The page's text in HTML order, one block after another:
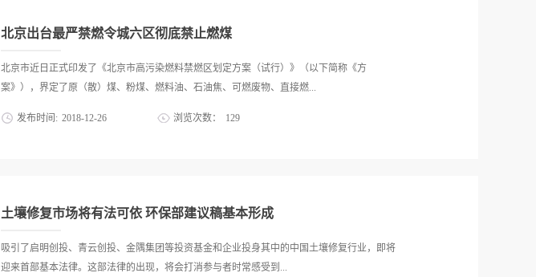
点湖泊（水库）中，2012年Ⅰ-Ⅲ类、Ⅳ-Ⅴ类和劣Ⅴ类水质比例分别为61.3%、27.4%和11.3%。
主要污染指标为总磷、化学需氧量和高锰酸盐指数。 同时，除密云水库和班公错外，其他60
个湖泊（水库）中，4个为中度富营养状态，占6.7%；11个为轻度富营养状态，占18.3%；37个
为中营养状态，占61.7%；8个为贫营养状态，占13.3%。 地下水方面，依据《地下水质量标
11.8%；呈良好级的监测点1348个，占27.3%；呈较好级的监测点176个，占3.6%；水质呈较差...
北京出台最严禁燃令城六区彻底禁止燃煤
北京市近日正式印发了《北京市高污染燃料禁燃区划定方案（试行）》（以下简称《方
案》），界定了原（散）煤、粉煤、燃料油、石油焦、可燃废物、直接燃...
个新城建成区及全市市级及以上开发区。 划定区域需在规定时限内完成建成禁燃区，全面
禁止使用高污染燃料：北京经济技术开发区全境2014年年底前建成禁燃区；东城区、西城区全
境2015年年底前建成禁燃区；石景山区全境2017年年底前建成禁燃区；朝阳区、海淀区、丰台
区全境2020年年底前建成禁燃区，2015年年底前实现无燃煤锅炉，2017年辖区内开发区和四环
发布时间: 2018-12-26 浏览次数： 129
土壤修复市场将有法可依 环保部建议稿基本形成
吸引了启明创投、青云创投、金隅集团等投资基金和企业投身其中的中国土壤修复行业，即将
迎来首部基本法律。这部法律的出现，将会打消参与者时常感受到...